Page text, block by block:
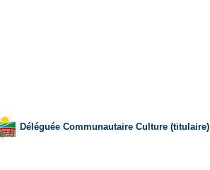
Déléguée Communautaire Culture (titulaire)